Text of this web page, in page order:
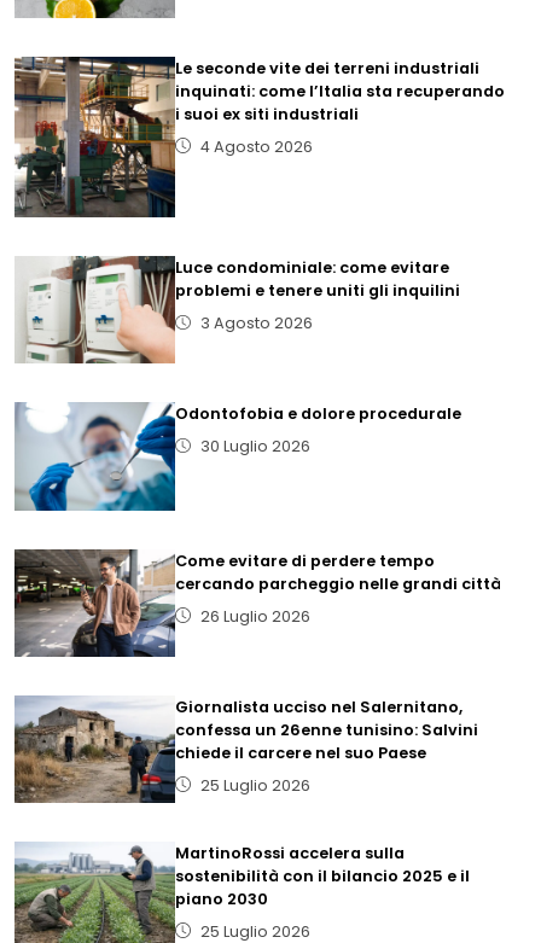
Le seconde vite dei terreni industriali
inquinati: come l’Italia sta recuperando
i suoi ex siti industriali
4 Agosto 2026
Luce condominiale: come evitare
problemi e tenere uniti gli inquilini
3 Agosto 2026
Odontofobia e dolore procedurale
30 Luglio 2026
Come evitare di perdere tempo
cercando parcheggio nelle grandi città
26 Luglio 2026
Giornalista ucciso nel Salernitano,
confessa un 26enne tunisino: Salvini
chiede il carcere nel suo Paese
25 Luglio 2026
MartinoRossi accelera sulla
sostenibilità con il bilancio 2025 e il
piano 2030
25 Luglio 2026